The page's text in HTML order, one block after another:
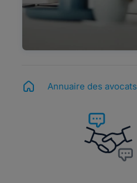
Annuaire des avocats